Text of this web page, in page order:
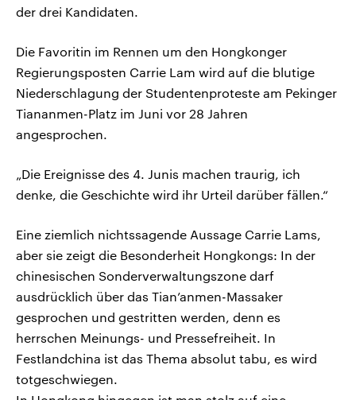
der drei Kandidaten.
Die Favoritin im Rennen um den Hongkonger
Regierungsposten Carrie Lam wird auf die blutige
Niederschlagung der Studentenproteste am Pekinger
Tiananmen-Platz im Juni vor 28 Jahren
angesprochen.
„Die Ereignisse des 4. Junis machen traurig, ich
denke, die Geschichte wird ihr Urteil darüber fällen.“
Eine ziemlich nichtssagende Aussage Carrie Lams,
aber sie zeigt die Besonderheit Hongkongs: In der
chinesischen Sonderverwaltungszone darf
ausdrücklich über das Tian’anmen-Massaker
gesprochen und gestritten werden, denn es
herrschen Meinungs- und Pressefreiheit. In
Festlandchina ist das Thema absolut tabu, es wird
totgeschwiegen.